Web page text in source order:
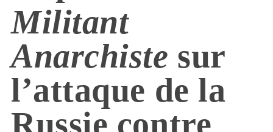
Militant
Anarchiste sur
l’attaque de la
Russie contre